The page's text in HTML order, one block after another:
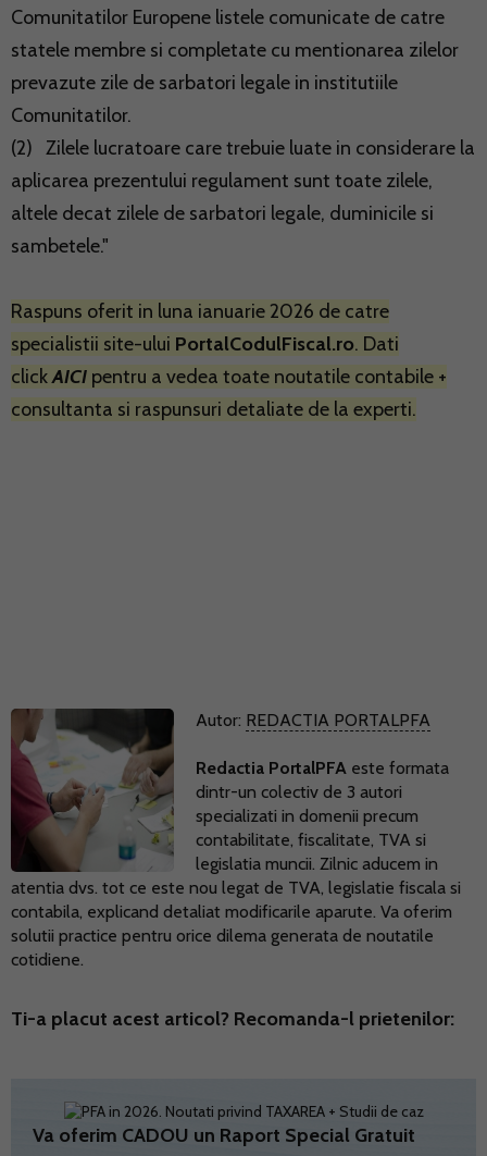
Comunitatilor Europene listele comunicate de catre
statele membre si completate cu mentionarea zilelor
prevazute zile de sarbatori legale in institutiile
Comunitatilor.
(2) Zilele lucratoare care trebuie luate in considerare la
aplicarea prezentului regulament sunt toate zilele,
altele decat zilele de sarbatori legale, duminicile si
sambetele."
Raspuns oferit in luna ianuarie 2026 de catre
specialistii site-ului PortalCodulFiscal.ro. Dati
clickAICI pentru a vedea toate noutatile contabile +
consultanta si raspunsuri detaliate de la experti.
Autor: REDACTIA PORTALPFA
Redactia PortalPFA este formata
dintr-un colectiv de 3 autori
specializati in domenii precum
contabilitate, fiscalitate, TVA si
legislatia muncii. Zilnic aducem in
atentia dvs. tot ce este nou legat de TVA, legislatie fiscala si
contabila, explicand detaliat modificarile aparute. Va oferim
solutii practice pentru orice dilema generata de noutatile
cotidiene.
Ti-a placut acest articol? Recomanda-l prietenilor:
Va oferim CADOU un Raport Special Gratuit